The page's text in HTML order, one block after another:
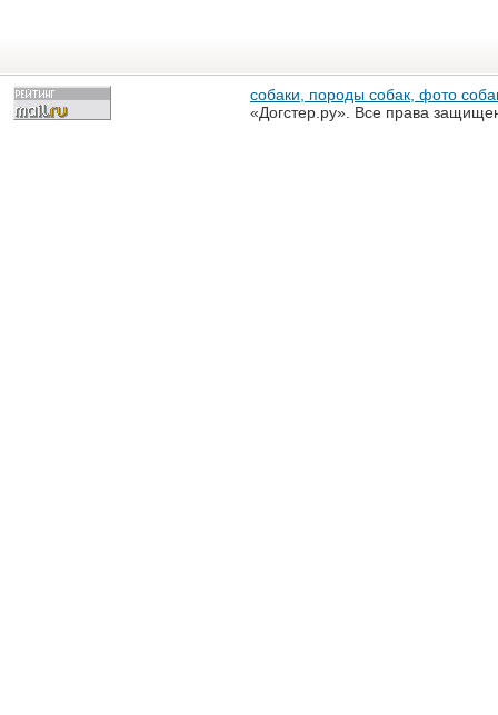
собаки, породы собак, фото
«Догстер.ру». Все права